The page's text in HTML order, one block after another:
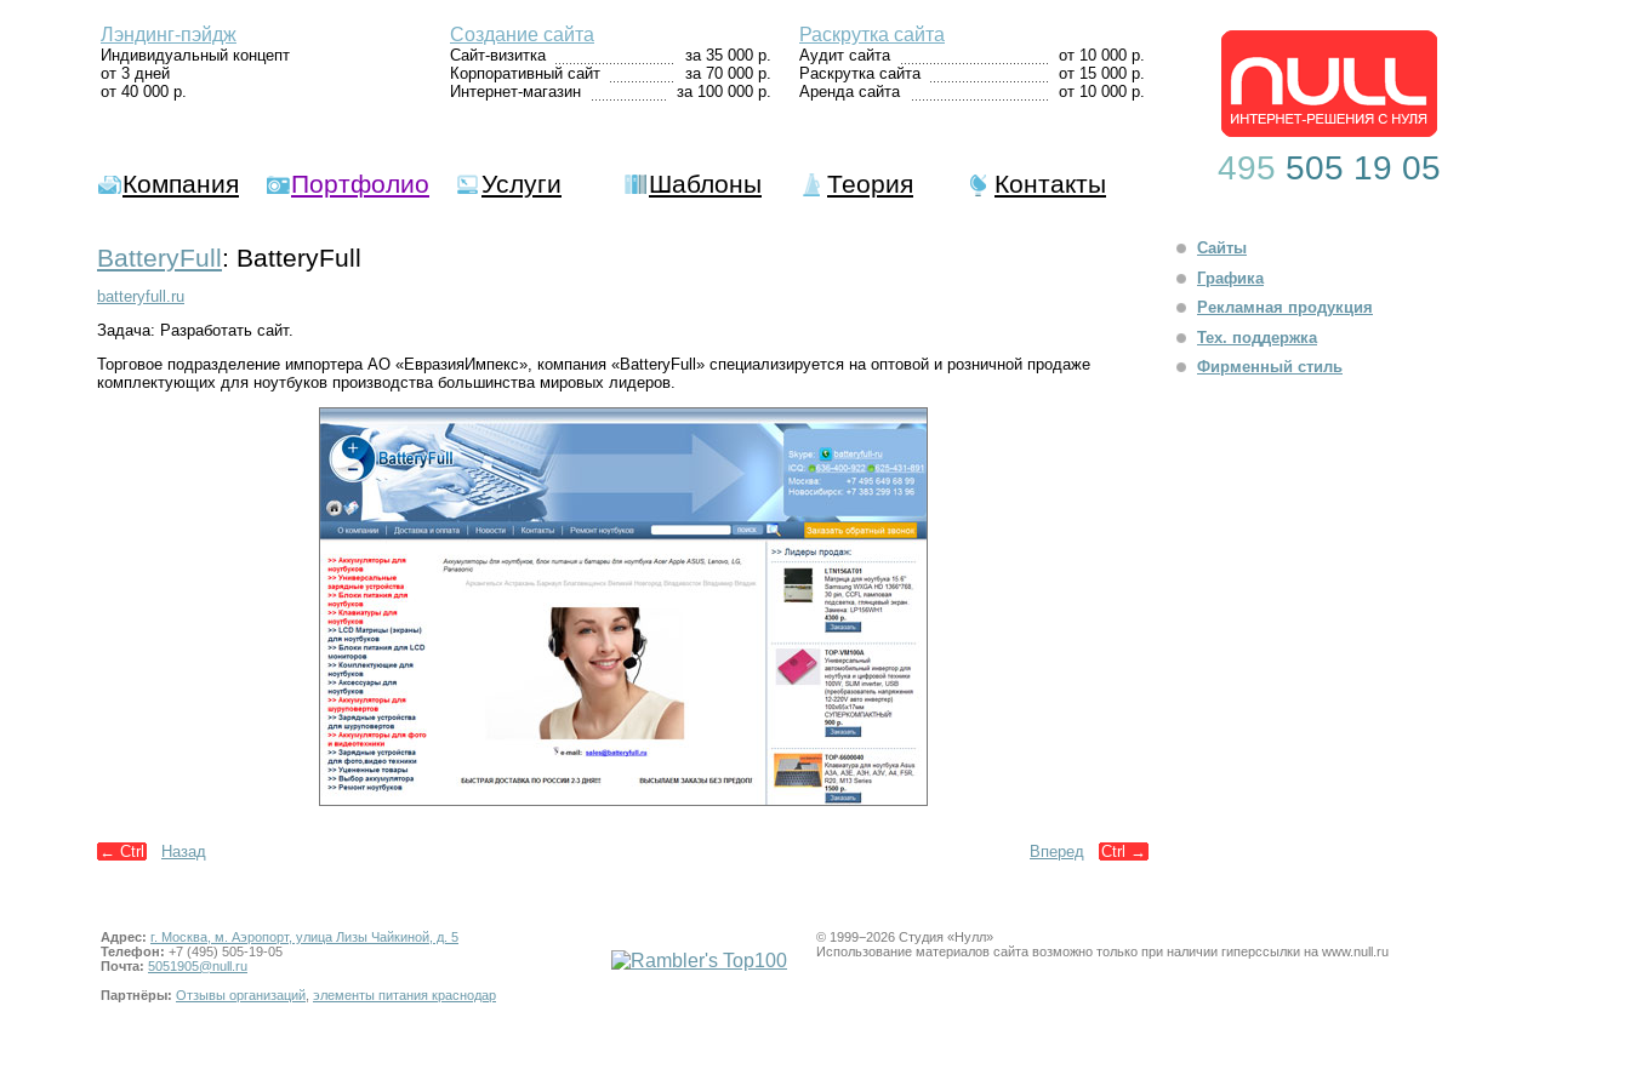
Лэндинг-пэйдж
Индивидуальный концепт
от 3 дней
от 40 000 р.
Создание сайта
Сайт-визитка
за 35 000 р.
Корпоративный сайт
за 70 000 р.
Интернет-магазин
за 100 000 р.
Раскрутка сайта
Аудит сайта
от 10 000 р.
Раскрутка сайта
от 15 000 р.
Аренда сайта
от 10 000 р.
Компания Портфолио Услуги Шаблоны Теория Контакты 495 505 19 05
BatteryFull: BatteryFull
batteryfull.ru
Задача: Разработать сайт.
Торговое подразделение импортера АО «ЕвразияИмпекс», компания «BatteryFull» специализируется на оптовой и розничной продаже
комплектующих для ноутбуков производства большинства мировых лидеров.
← Ctrl Назад Вперед Ctrl →
Сайты
Графика
Рекламная продукция
Тех. поддержка
Фирменный стиль
Адрес: г. Москва, м. Аэропорт, улица Лизы Чайкиной, д. 5
Телефон: +7 (495) 505-19-05
Почта: 5051905@null.ru
Партнёры: Отзывы организаций элементы питания краснодар
© 1999−2026 Студия «Нулл»
Использование материалов сайта возможно только при наличии гиперссылки на www.null.ru